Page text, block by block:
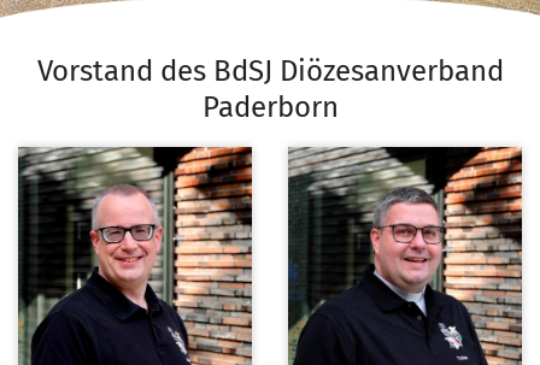
Vorstand des BdSJ Diözesanverband
Paderborn